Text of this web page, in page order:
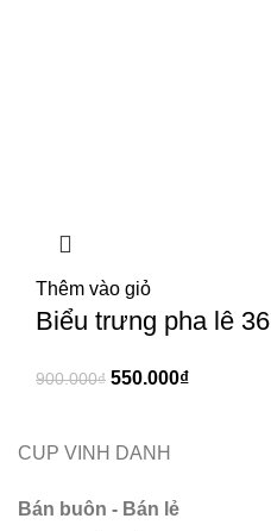
Thêm vào giỏ
Biểu trưng pha lê 36
900.000₫ 550.000₫
CUP VINH DANH
Bán buôn - Bán lẻ